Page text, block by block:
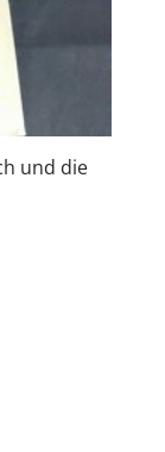
und die